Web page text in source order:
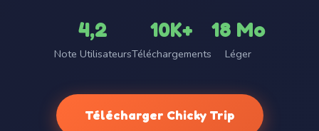
4,2
Note Utilisateurs
10K+
Téléchargements
18 Mo
Léger
Télécharger Chicky Trip